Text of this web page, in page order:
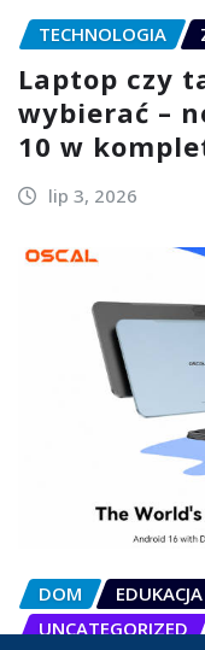
TECHNOLOGIA
Laptop czy
wybierać –
10 w
lip 3, 2026
DOM EDUKACJA
UNCATEGORIZED